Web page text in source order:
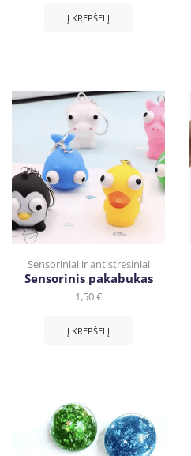
Į KREPŠELĮ
Sensoriniai ir antistresiniai
Sensorinis pakabukas
1,50€
Į KREPŠELĮ